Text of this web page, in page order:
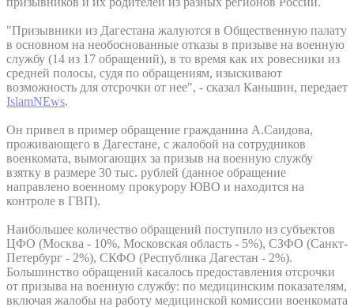
"Призывники из Дагестана жалуются в Общественную палату
в основном на необоснованные отказы в призыве на военную
службу (14 из 17 обращений), в то время как их ровесники из
средней полосы, судя по обращениям, изыскивают
возможность для отсрочки от нее", - сказал Каньшин, передает
IslamNEws.
Он привел в пример обращение гражданина А.Саидова,
проживающего в Дагестане, с жалобой на сотрудников
военкомата, вымогающих за призыв на военную службу
взятку в размере 30 тыс. рублей (данное обращение
направлено военному прокурору ЮВО и находится на
контроле в ГВП).
Наибольшее количество обращений поступило из субъектов
ЦФО (Москва - 10%, Московская область - 5%), СЗФО (Санкт-
Петербург - 2%), СКФО (Республика Дагестан - 2%).
Большинство обращений касалось предоставления отсрочки
от призыва на военную службу: по медицинским показателям,
включая жалобы на работу медицинской комиссии военкомата